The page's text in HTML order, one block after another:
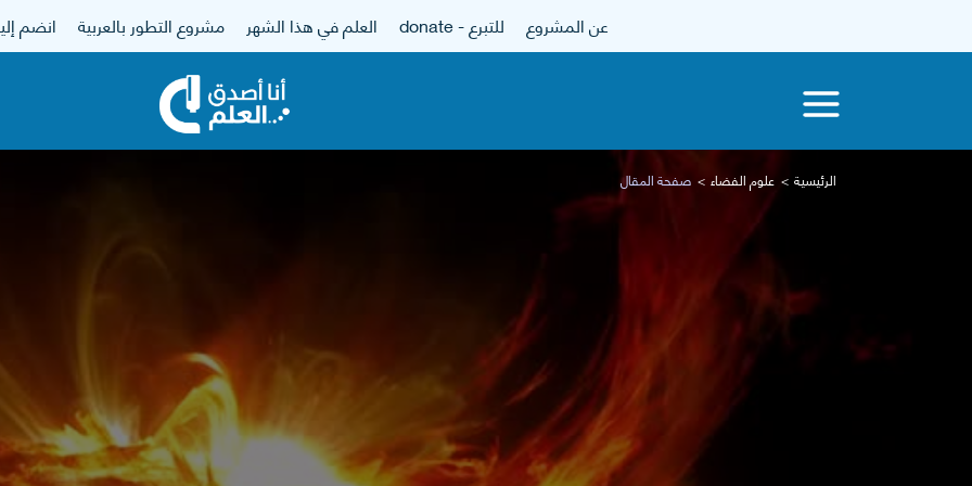
عن المشروع للتبرع - donate العلم في هذا الشهر مشروع التطور بالعربية انضم
الرئيسية علوم الفضاء صفحة المقال